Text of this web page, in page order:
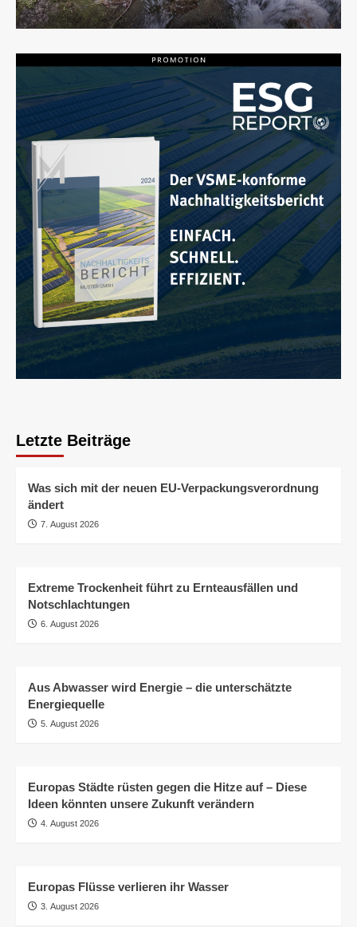
Letzte Beiträge
Was sich mit der neuen EU-Verpackungsverordnung
ändert
7. August 2026
Extreme Trockenheit führt zu Ernteausfällen und
Notschlachtungen
6. August 2026
Aus Abwasser wird Energie – die unterschätzte
Energiequelle
5. August 2026
Europas Städte rüsten gegen die Hitze auf – Diese
Ideen könnten unsere Zukunft verändern
4. August 2026
Europas Flüsse verlieren ihr Wasser
3. August 2026